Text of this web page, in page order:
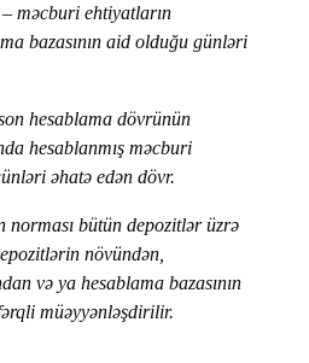
məcburi ehtiyatların
bazasının aid olduğu günləri
hesablama dövrünün
hesablanmış məcburi
əhatə edən dövr.
norması bütün depozitlər üzrə
növündən,
və ya hesablama bazasının
müəyyənləşdirilir.